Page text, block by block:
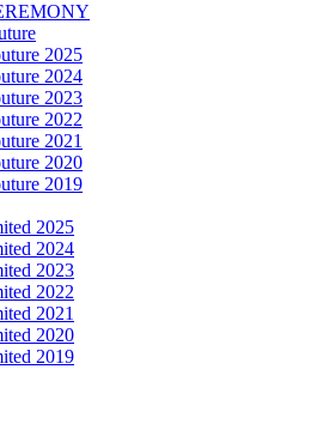
2025
2024
2023
2022
2021
2020
2019
2025
2024
2023
2022
2021
2020
2019